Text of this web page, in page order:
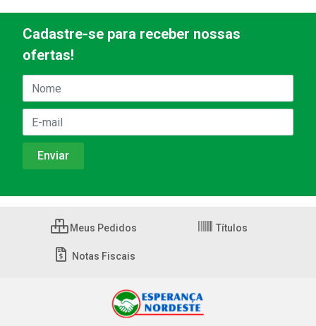
Cadastre-se para receber nossas
ofertas!
Meus Pedidos Títulos
Notas Fiscais